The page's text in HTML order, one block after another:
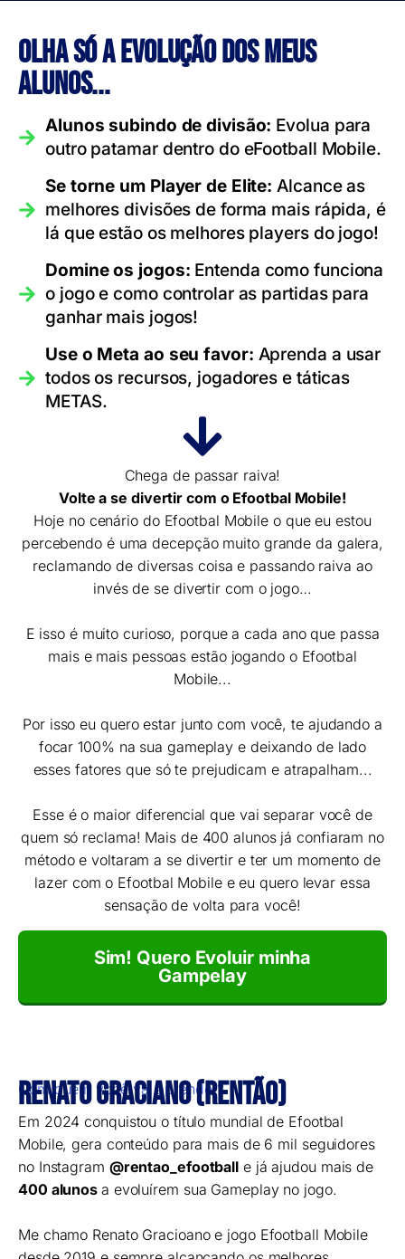
olha só a evolução dos meus
alunos...
Alunos subindo de divisão: Evolua para
outro patamar dentro do eFootball Mobile.
Se torne um Player de Elite: Alcance as
melhores divisões de forma mais rápida, é
lá que estão os melhores players do jogo!
Domine os jogos: Entenda como funciona
o jogo e como controlar as partidas para
ganhar mais jogos!
Use o Meta ao seu favor: Aprenda a usar
todos os recursos, jogadores e táticas
METAS.
Chega de passar raiva!
Volte a se divertir com o Efootbal Mobile!
Hoje no cenário do Efootbal Mobile o que eu estou
percebendo é uma decepção muito grande da galera,
reclamando de diversas coisa e passando raiva ao
invés de se divertir com o jogo…
E isso é muito curioso, porque a cada ano que passa
mais e mais pessoas estão jogando o Efootbal
Mobile...
Por isso eu quero estar junto com você, te ajudando a
focar 100% na sua gameplay e deixando de lado
esses fatores que só te prejudicam e atrapalham...
Esse é o maior diferencial que vai separar você de
quem só reclama! Mais de 400 alunos já confiaram no
método e voltaram a se divertir e ter um momento de
lazer com o Efootbal Mobile e eu quero levar essa
sensação de volta para você!
Sim! Quero Evoluir minha
Gampelay
Com quem você vai aprender?
Renato Graciano (Rentão)
Em 2024 conquistou o título mundial de Efootbal
Mobile, gera conteúdo para mais de 6 mil seguidores
no Instagram @rentao_efootball e já ajudou mais de
400 alunos a evoluírem sua Gameplay no jogo.
Me chamo Renato Gracioano e jogo Efootball Mobile